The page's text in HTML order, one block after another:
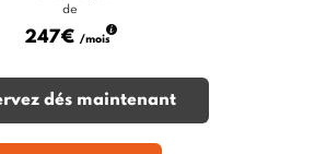
de
247€ /mois
dés maintenant